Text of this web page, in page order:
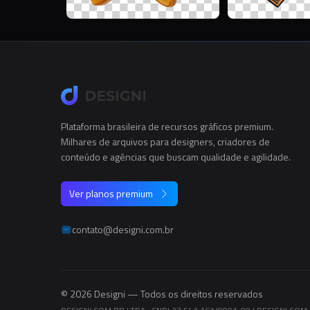
Plataforma brasileira de recursos gráficos premium.
Milhares de arquivos para designers, criadores de
conteúdo e agências que buscam qualidade e agilidade.
Ver planos premium
contato@designi.com.br
© 2026 Designi — Todos os direitos reservados